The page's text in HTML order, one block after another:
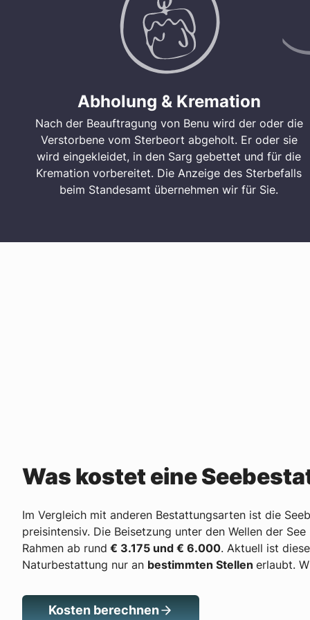
Abholung & Kremation
Nach der Beauftragung von Benu wird der oder die
Verstorbene vom Sterbeort abgeholt. Er oder sie
wird eingekleidet, in den Sarg gebettet und für die
Kremation vorbereitet. Die Anzeige des Sterbefalls
beim Standesamt übernehmen wir für Sie.
Was kostet eine
Im Vergleich mit anderen Bestattungsarten ist die
preisintensiv. Die Beisetzung unter den Wellen der
Rahmen ab rund € 3.175 und € 6.000. Aktuell ist
Naturbestattung nur an bestimmten Stellen erlaubt.
Kosten berechnen